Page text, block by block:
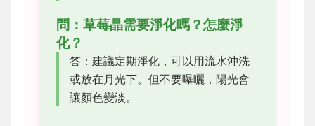
問：草莓晶需要淨化嗎？怎麼淨
化？
答：建議定期淨化，可以用流水沖洗
或放在月光下。但不要曝曬，陽光會
讓顏色變淡。